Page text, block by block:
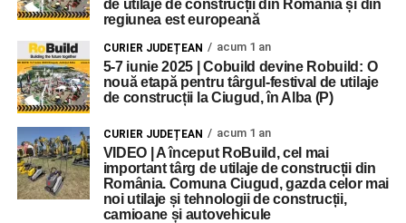
de utilaje de construcții din România și din
regiunea est europeană
CURIER JUDEȚEAN acum 1 an
5-7 iunie 2025 | Cobuild devine Robuild: O
nouă etapă pentru târgul-festival de utilaje
de construcții la Ciugud, în Alba (P)
CURIER JUDEȚEAN acum 1 an
VIDEO | A început RoBuild, cel mai
important târg de utilaje de construcții din
România. Comuna Ciugud, gazda celor mai
noi utilaje și tehnologii de construcții,
camioane și autovehicule